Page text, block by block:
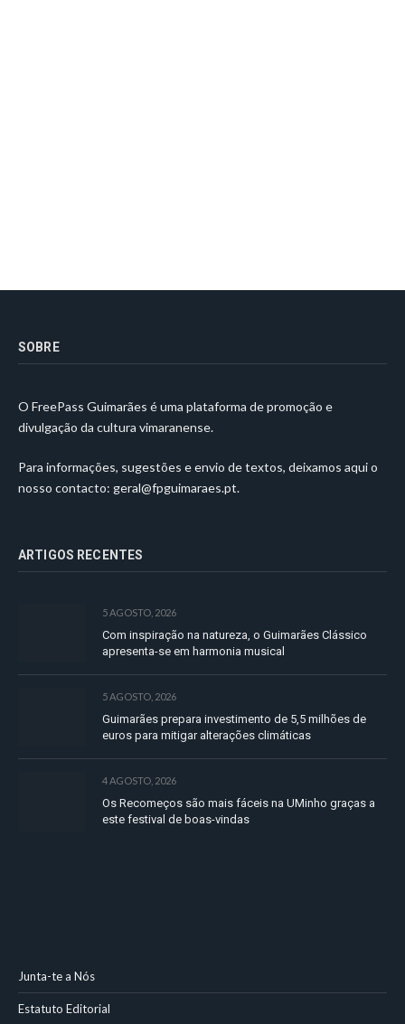
SOBRE
O FreePass Guimarães é uma plataforma de promoção e
divulgação da cultura vimaranense.
Para informações, sugestões e envio de textos, deixamos aqui o
nosso contacto: geral@fpguimaraes.pt.
ARTIGOS RECENTES
5 AGOSTO, 2026
Com inspiração na natureza, o Guimarães Clássico
apresenta-se em harmonia musical
5 AGOSTO, 2026
Guimarães prepara investimento de 5,5 milhões de
euros para mitigar alterações climáticas
4 AGOSTO, 2026
Os Recomeços são mais fáceis na UMinho graças a
este festival de boas-vindas
Junta-te a Nós
Estatuto Editorial